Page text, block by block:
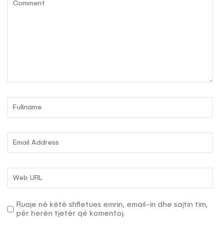
Ruaje në këtë shfletues emrin, email-in dhe sajtin tim,
për herën tjetër që komentoj.